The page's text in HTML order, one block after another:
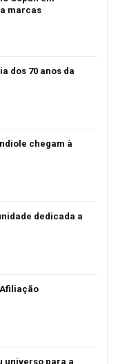
marcas
dos 70 anos da
chegam à
dedicada a
universo para a